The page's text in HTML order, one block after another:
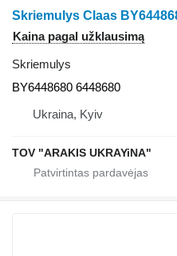
Skriemulys Claas
Kaina pagal užklausimą
Skriemulys
BY6448680 6448680
Ukraina, Kyiv
TOV "ARAKIS UKRAYiNA"